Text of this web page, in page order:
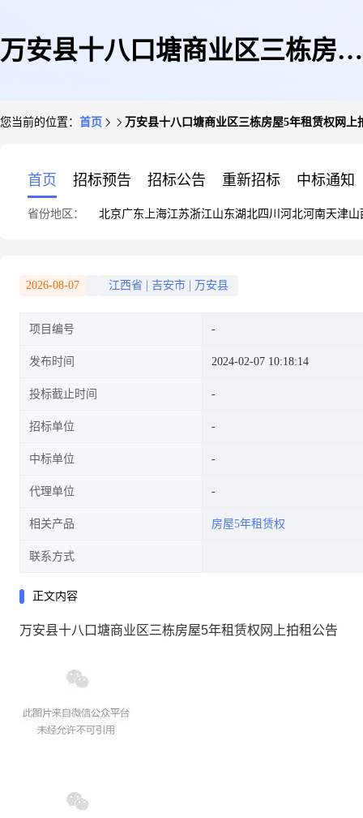
万安县十八口塘商业区三栋房屋
您当前的位置： 首页 万安县十八口塘商业区三栋房屋5年租赁权网上
首页 招标预告 招标公告 重新招标 中标通知
省份地区： 北京广东 上海江苏浙江山东湖北四川 河北河南天津山
2026-08-07 江西省 吉安市 万安县
项目编号
发布时间 2024-02-07 10:18:14
投标截止时间
招标单位
中标单位
代理单位
相关产品 房屋5年租赁权
联系方式
正文内容
万安县十八口塘商业区三栋房屋5年租赁权网上拍租公告